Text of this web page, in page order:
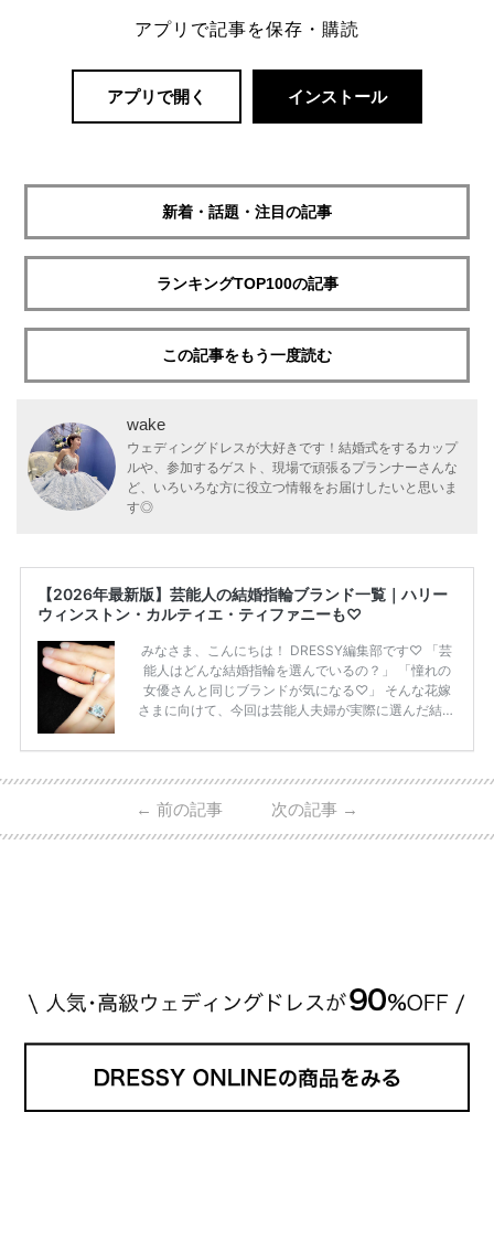
アプリで記事を保存・購読
アプリで開く インストール
新着・話題・注目の記事
ランキングTOP100の記事
この記事をもう一度読む
wake
ウェディングドレスが大好きです！結婚式をするカップ
ルや、参加するゲスト、現場で頑張るプランナーさんな
ど、いろいろな方に役立つ情報をお届けしたいと思いま
す◎
【2026年最新版】芸能人の結婚指輪ブランド一覧｜ハリー
ウィンストン・カルティエ・ティファニーも♡
みなさま、こんにちは！ DRESSY編集部です♡ 「芸
能人はどんな結婚指輪を選んでいるの？」 「憧れの
女優さんと同じブランドが気になる♡」 そんな花嫁
さまに向けて、今回は芸能人夫婦が実際に選んだ結婚
ーウィンストンやカルティエ、ティファニーなど世界
日本で人気のブランドまで幅広くご紹介。 さらに、
・愛用している芸能人夫婦 ・リングの特徴や魅力 ・
← 前の記事 次の記事 →